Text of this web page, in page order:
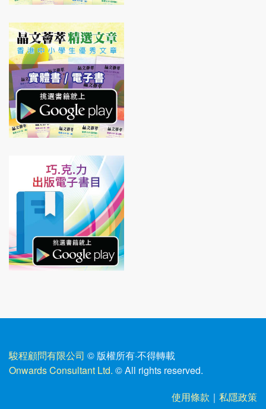
駿程顧問有限公司 © 版權所有·不得轉載
Onwards Consultant Ltd. © All rights reserved.
使用條款 ｜ 私隱政策